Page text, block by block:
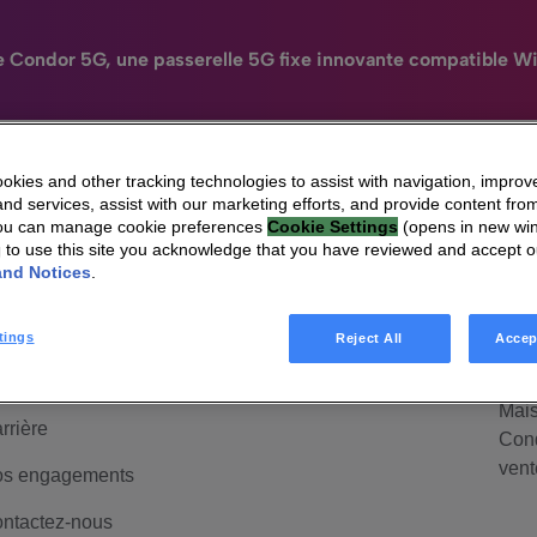
Condor 5G, une passerelle 5G fixe innovante compatible
HomeSight Industries Entreprise
sommes-nous
engagements
nous
HomeSight
and other tracking technologies to assist with navigation,
services, assist with our marketing efforts, and provide content
can manage cookie preferences Cookie Settings (opens in new
to use this site you acknowledge that you have reviewed and accept
Notices.
Reject All